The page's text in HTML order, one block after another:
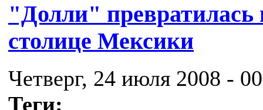
"Долли" превратилась
столице Мексики
Четверг, 24 июля 2008 -
Теги: